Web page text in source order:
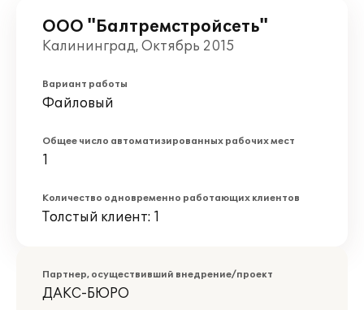
ООО "Балтремстройсеть"
Калининград, Октябрь 2015
Вариант работы
Файловый
Общее число автоматизированных рабочих мест
1
Количество одновременно работающих клиентов
Толстый клиент: 1
Партнер, осуществивший внедрение/проект
ДАКС-БЮРО